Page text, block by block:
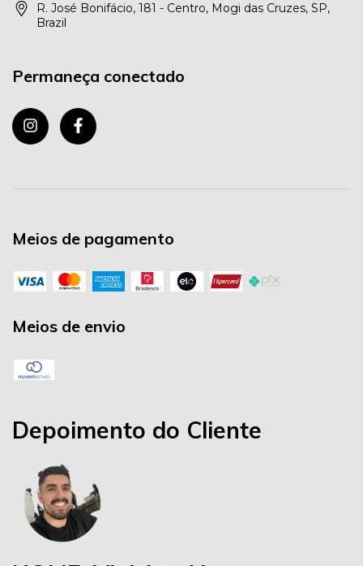
R. José Bonifácio, 181 - Centro, Mogi das Cruzes, SP,
Brazil
Permaneça conectado
Meios de pagamento
Meios de envio
Depoimento do Cliente